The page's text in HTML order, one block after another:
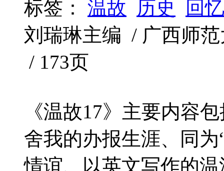
标签： 温故 历史
回
刘瑞琳主编 / 广西师
/ 173页
《温故17》主要内容
舍我的办报生涯、同
情谊、以英文写作的